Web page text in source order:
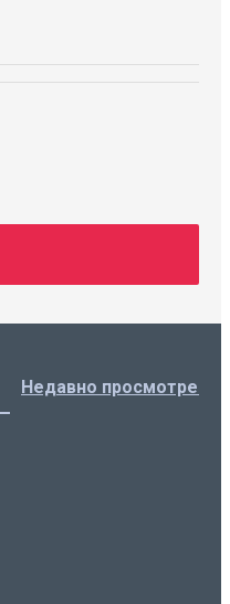
Недавно